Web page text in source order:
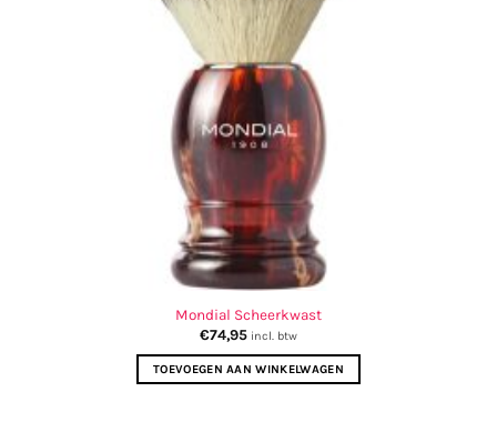
Mondial Scheerkwast
€74,95 incl. btw
TOEVOEGEN AAN WINKELWAGEN